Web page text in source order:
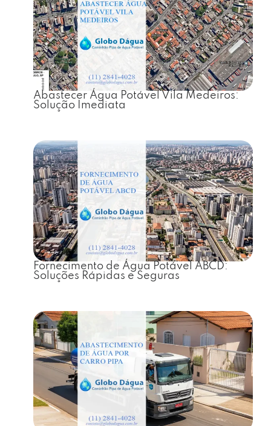
Abastecer Água Potável Vila Medeiros:
Solução Imediata
Fornecimento de Água Potável ABCD:
Soluções Rápidas e Seguras